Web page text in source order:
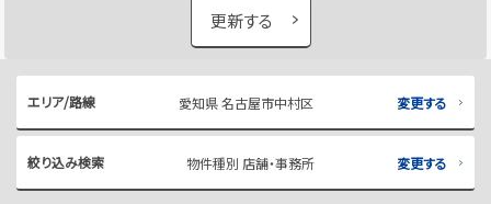
更新する
エリア/路線 愛知県 名古屋市中村区 変更する
絞り込み検索 物件種別 店舗・事務所 変更する